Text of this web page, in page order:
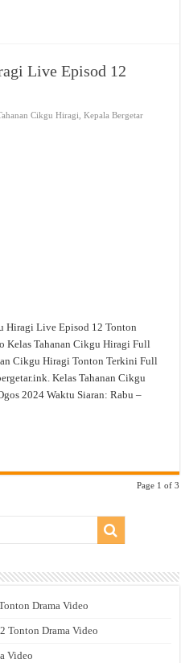
Live Episod 12
Cikgu Hiragi ,Kepala Bergetar
Hiragi Live Episod 12 Tonton
Kelas Tahanan Cikgu Hiragi Full
Cikgu Hiragi Tonton Terkini Full
Kelas Tahanan Cikgu
2024 Waktu Siaran: Rabu –
Page 1 of 3
Drama Video
Tonton Drama Video
Video